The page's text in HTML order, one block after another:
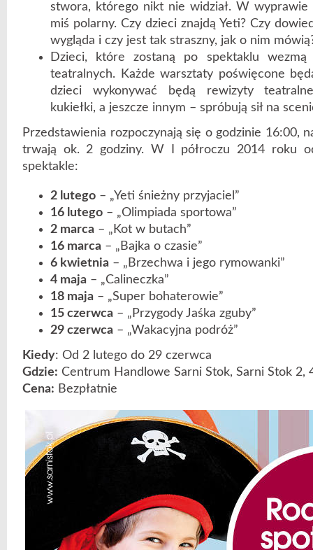
stwora, którego nikt nie widział. W wyprawie
miś polarny. Czy dzieci znajdą Yeti? Czy
wygląda i czy jest tak straszny, jak o nim
Dzieci, które zostaną po spektaklu wezmą
teatralnych. Każde warsztaty poświęcone
dzieci wykonywać będą rewizyty
kukiełki, a jeszcze innym – spróbują sił na
Przedstawienia rozpoczynają się o godzinie 16:00,
trwają ok. 2 godziny. W I półroczu 2014 roku
spektakle:
2 lutego – „Yeti śnieżny przyjaciel”
16 lutego – „Olimpiada sportowa”
2 marca – „Kot w butach”
16 marca – „Bajka o czasie”
6 kwietnia – „Brzechwa i jego rymowanki”
4 maja – „Calineczka”
18 maja – „Super bohaterowie”
15 czerwca – „Przygody Jaśka zguby”
29 czerwca – „Wakacyjna podróż”
Kiedy: Od 2 lutego do 29 czerwca
Gdzie: Centrum Handlowe Sarni Stok, Sarni Stok 2,
Cena: Bezpłatnie